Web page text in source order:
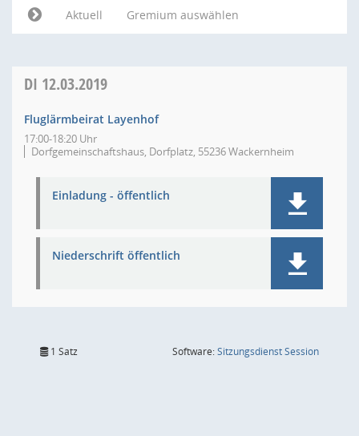
Aktuell
Gremium auswählen
DI 12.03.2019
Fluglärmbeirat Layenhof
17:00-18:20 Uhr
Dorfgemeinschaftshaus, Dorfplatz, 55236 Wackernheim
Einladung - öffentlich
Niederschrift öffentlich
1 Satz Software:SitzungsdienstSession(Wird in